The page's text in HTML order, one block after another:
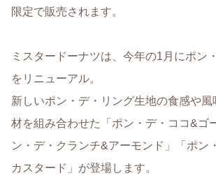
限定で販売されます。
ミスタードーナツは、今年の1月にポン
をリニューアル。
新しいポン・デ・リング生地の食感や
材を組み合わせた「ポン・デ・ココ&ゴ
ン・デ・クランチ&アーモンド」「ポン
カスタード」が登場します。